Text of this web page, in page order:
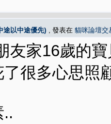
途以中途優先) , 發表在 貓咪論壇交
友家16歲的
很多心思照